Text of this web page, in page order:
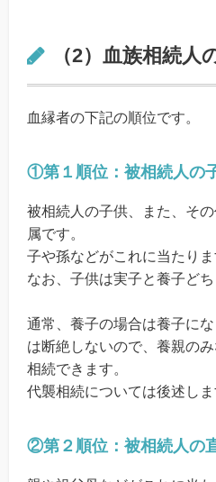
（2）血族相続人
血縁者の下記の順位です。
①第１順位：被相続人の
被相続人の子供、また、そ
属です。
子や孫などがこれに当たりま
なお、子供は実子と養子どち
通常、養子の場合は養子に
は断絶しないので、養親の
相続できます。
代襲相続については後述しま
②第２順位：被相続人の